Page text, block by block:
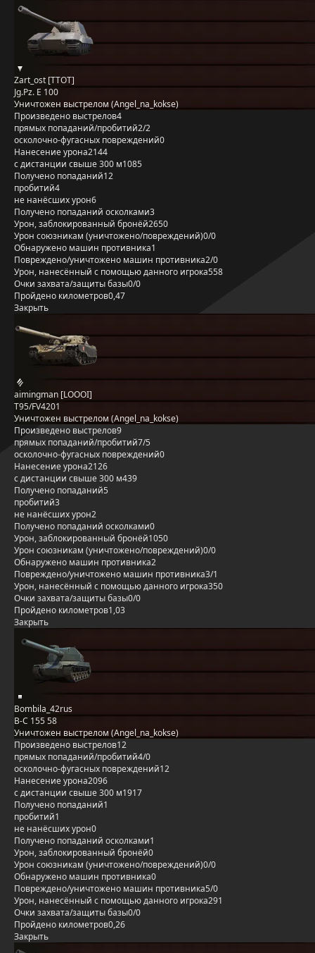
Zart_ost [TTOT]
Jg.Pz. E 100
Уничтожен выстрелом (Angel_na_kokse)
Произведено выстрелов4
прямых попаданий/пробитий2/2
осколочно-фугасных повреждений0
Нанесение урона2144
с дистанции свыше 300 м1085
Получено попаданий12
пробитий4
не нанёсших урон6
Получено попаданий осколками3
Урон, заблокированный бронёй2650
Урон союзникам (уничтожено/повреждений)0/0
Обнаружено машин противника1
Повреждено/уничтожено машин противника2/0
Урон, нанесённый с помощью данного игрока558
Очки захвата/защиты базы0/0
Пройдено километров0,47
Закрыть
aimingman [LOOOI]
T95/FV4201
Уничтожен выстрелом (Angel_na_kokse)
Произведено выстрелов9
прямых попаданий/пробитий7/5
осколочно-фугасных повреждений0
Нанесение урона2126
с дистанции свыше 300 м439
Получено попаданий5
пробитий3
не нанёсших урон2
Получено попаданий осколками0
Урон, заблокированный бронёй1050
Урон союзникам (уничтожено/повреждений)0/0
Обнаружено машин противника2
Повреждено/уничтожено машин противника3/1
Урон, нанесённый с помощью данного игрока350
Очки захвата/защиты базы0/0
Пройдено километров1,03
Закрыть
Bombila_42rus
B-C 155 58
Уничтожен выстрелом (Angel_na_kokse)
Произведено выстрелов12
прямых попаданий/пробитий4/0
осколочно-фугасных повреждений12
Нанесение урона2096
с дистанции свыше 300 м1917
Получено попаданий1
пробитий1
не нанёсших урон0
Получено попаданий осколками1
Урон, заблокированный бронёй0
Урон союзникам (уничтожено/повреждений)0/0
Обнаружено машин противника0
Повреждено/уничтожено машин противника5/0
Урон, нанесённый с помощью данного игрока291
Очки захвата/защиты базы0/0
Пройдено километров0,26
Закрыть